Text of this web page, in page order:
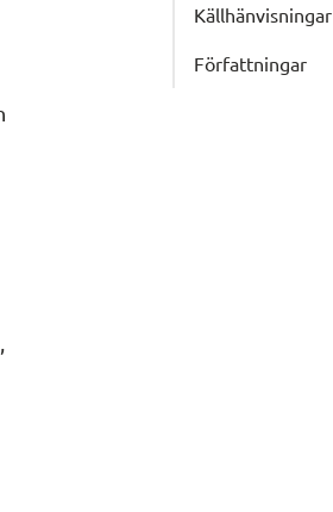
Källhänvisningar
Författningar